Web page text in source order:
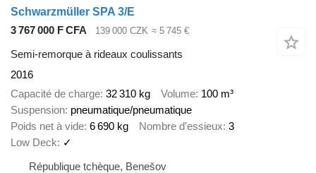
Schwarzmüller SPA 3/E
3 767 000 F CFA
139 000 CZK ≈ 5 745 €
Semi-remorque à rideaux coulissants
2016
Capacité de charge 32 310 kg Volume 100 m³
Suspension pneumatique/pneumatique
Poids net à vide 6 690 kg Nombre d'essieux 3
Low Deck
✓
République tchèque, Benešov